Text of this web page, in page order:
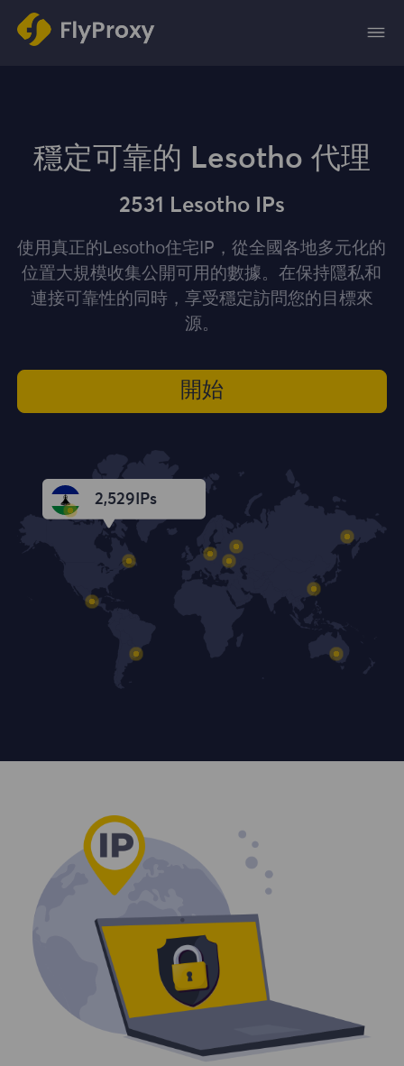
穩定可靠的 Lesotho 代理
2531 Lesotho IPs
使用真正的Lesotho住宅IP，從全國各地多元化的
位置大規模收集公開可用的數據。在保持隱私和
連接可靠性的同時，享受穩定訪問您的目標來
源。
開始
2,531IPs